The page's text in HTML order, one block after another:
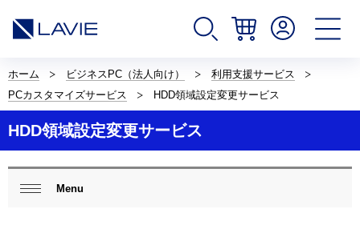
イ
内
現
ホーム ビジネスPC（法人向け）
利用支援サービス
PCカスタマイズサービス
HDD領域設定変更サービス
HDD領域設定変更サービス
Menu